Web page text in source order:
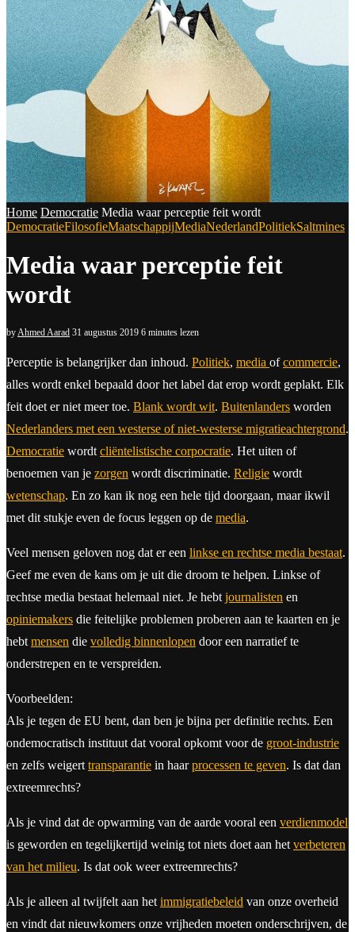
Home Democratie Media waar perceptie feit wordt
DemocratieFilosofieMaatschappijMediaNederlandPolitiekSaltmines
Media waar perceptie feit
wordt
byAhmed Aarad 31 augustus 2019 6 minutes lezen
Perceptie is belangrijker dan inhoud. Politiek, media ofcommercie,
alles wordt enkel bepaald door het label dat erop wordt geplakt. Elk
feit doet er niet meer toe. Blank wordt wit. Buitenlanders worden
Nederlanders met een westerse of niet-westerse migratieachtergrond.
Democratie wordt cliëntelistische corpocratie. Het uiten of
benoemen van je zorgen wordt discriminatie. Religie wordt
wetenschap. En zo kan ik nog een hele tijd doorgaan, maar ikwil
met dit stukje even de focus leggen op de media.
Veel mensen geloven nog dat er een linkse en rechtse media bestaat.
Geef me even de kans om je uit die droom te helpen. Linkse of
rechtse media bestaat helemaal niet. Je hebt journalisten en
opiniemakers die feitelijke problemen proberen aan te kaarten en je
hebt mensen die volledig binnenlopen door een narratief te
onderstrepen en te verspreiden.
Voorbeelden:
Als je tegen de EU bent, dan ben je bijna per definitie rechts. Een
ondemocratisch instituut dat vooral opkomt voor de groot-industrie
en zelfs weigert transparantie in haarprocessen te geven. Is dat dan
extreemrechts?
Als je vind dat de opwarming van de aarde vooral een verdienmodel
is geworden en tegelijkertijd weinig tot niets doet aan het verbeteren
van het milieu. Is dat ook weer extreemrechts?
Als je alleen al twijfelt aan het immigratiebeleid van onze overheid
en vindt dat nieuwkomers onze vrijheden moeten onderschrijven, de